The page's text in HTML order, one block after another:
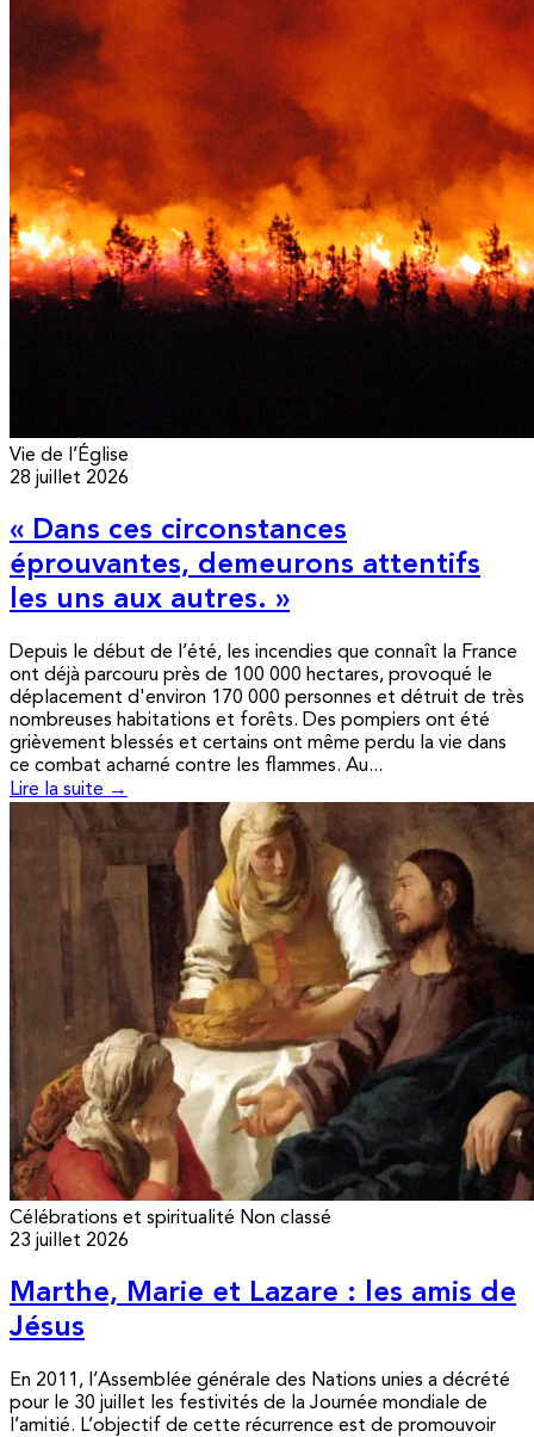
Vie de l’Église
28 juillet 2026
« Dans ces circonstances
éprouvantes, demeurons attentifs
les uns aux autres. »
Depuis le début de l’été, les incendies que connaît la France
ont déjà parcouru près de 100 000 hectares, provoqué le
déplacement d'environ 170 000 personnes et détruit de très
nombreuses habitations et forêts. Des pompiers ont été
grièvement blessés et certains ont même perdu la vie dans
ce combat acharné contre les flammes. Au...
Lire la suite →
Célébrations et spiritualité Non classé
23 juillet 2026
Marthe, Marie et Lazare : les amis de
Jésus
En 2011, l’Assemblée générale des Nations unies a décrété
pour le 30 juillet les festivités de la Journée mondiale de
l’amitié. L’objectif de cette récurrence est de promouvoir